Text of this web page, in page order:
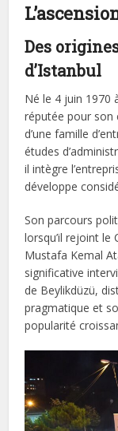
Des
d’Istanbul
Né le 4 juin 1970
réputée pour son
d’une famille
études
il intègre
développe
Son parcours
lorsqu’il rejoint le
Mustafa Kemal
significative
de Beylikdüzü,
pragmatique et
popularité